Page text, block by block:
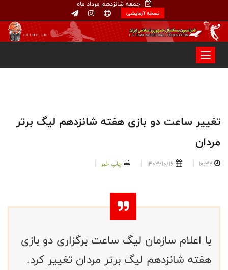
جمعه شانزدهم مرداد ماه
نسخه آزمایشی
تغییر ساعت دو بازی هفته شانزدهم لیگ برتر
مردان
10:32
1403/10/16 چاپ خبر
با اعلام سازمان لیگ ساعت برگزاری دو بازی
هفته شانزدهم لیگ برتر مردان تغییر کرد.